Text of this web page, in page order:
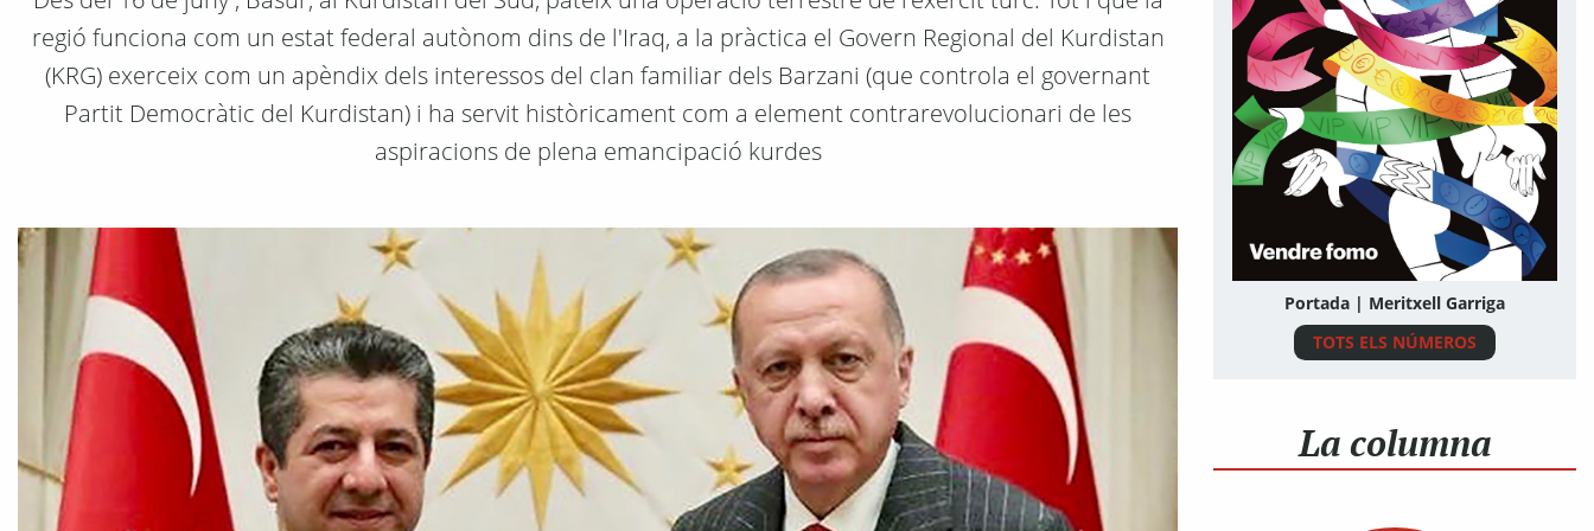
regió funciona com un estat federal autònom dins de l'Iraq, a la pràctica el Govern Regional del Kurdistan
(KRG) exerceix com un apèndix dels interessos del clan familiar dels Barzani (que controla el governant
Partit Democràtic del Kurdistan) i ha servit històricament com a element contrarevolucionari de les
aspiracions de plena emancipació kurdes
Portada | Meritxell Garriga
TOTS ELS NÚMEROS
La columna